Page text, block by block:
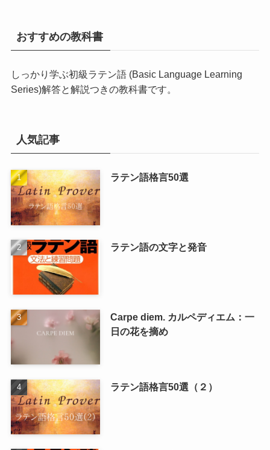
おすすめの教科書
しっかり学ぶ初級ラテン語 (Basic Language Learning
Series)解答と解説つきの教科書です。
人気記事
ラテン語格言50選
ラテン語の文字と発音
Carpe diem. カルペディエム：一
日の花を摘め
ラテン語格言50選（２）